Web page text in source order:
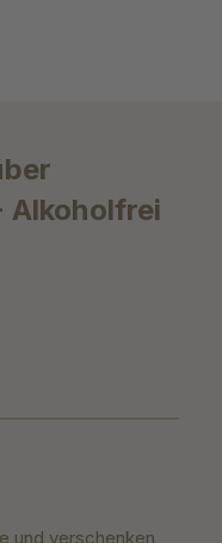
Alkoholfrei
von 5 Sternen
und verschenken